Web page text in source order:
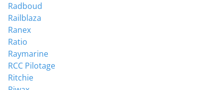
Radboud
Railblaza
Ranex
Ratio
Raymarine
RCC Pilotage
Ritchie